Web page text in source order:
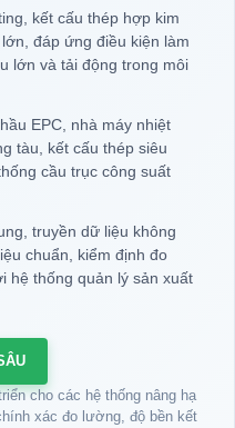
kết cấu thép hợp kim
đáp ứng điều kiện làm
lớn và tải động trong môi
EPC, nhà máy nhiệt
tàu, kết cấu thép siêu
cầu trục công suất
truyền dữ liệu không
chuẩn, kiểm định đo
hệ thống quản lý sản xuất
cho các hệ thống nâng hạ
xác đo lường, độ bền kết